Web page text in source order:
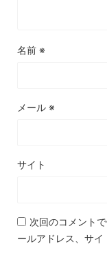
名前 ※
メール ※
サイト
次回のコメント
ールアドレス、サイ